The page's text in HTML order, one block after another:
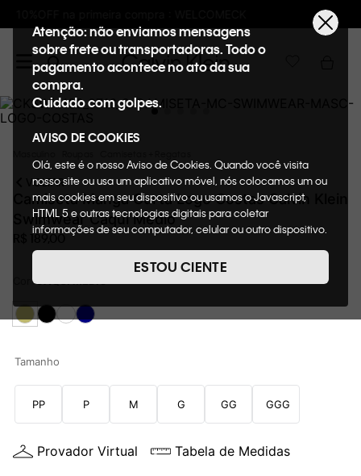
Frete GRÁTIS nas compras acima de R$600
Atenção: não enviamos mensagens
sobre frete ou transportadoras. Todo o
pagamento acontece no ato da sua
compra.
Cuidado com golpes.
AVISO DE COOKIES
Olá, este é o nosso Aviso de Cookies. Quando você visita
nosso site ou usa um aplicativo móvel, nós colocamos um ou
mais cookies em seu dispositivo ou usamos o Javascript,
HTML 5 e outras tecnologias digitais para coletar
informações de seu computador, celular ou outro dispositivo.
de cookies, informaremos quais cookies usaremos e quais
suas funções. A forma como processamos os dados
nosso Aviso de Privacidade. Quando você visita nosso site,
consideraremos isso como sua solicitação específica para
entre outros, a capacidade de comprar um item em nossa
Cookies acesse o link.
ESTOU CIENTE
VOLTAR
Camiseta Manga Curta Logo Costas Calvin Klein
Swimwear Caqui Medio
189,00
CorCAQUI MEDIO
Tamanho
PP P M G GG GGG
Provador Virtual Tabela de Medidas